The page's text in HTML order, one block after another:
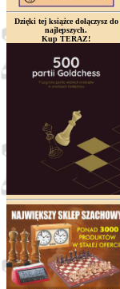
Dzięki tej książce dołączysz do
najlepszych.
Kup TERAZ!